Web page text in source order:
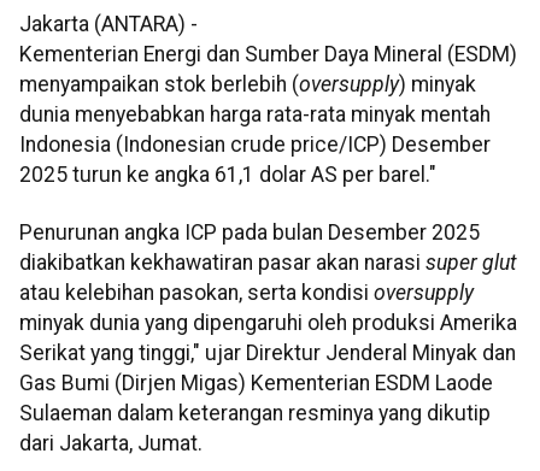
Jakarta (ANTARA) -
Kementerian Energi dan Sumber Daya Mineral (ESDM)
menyampaikan stok berlebih (oversupply) minyak
dunia menyebabkan harga rata-rata minyak mentah
Indonesia (Indonesian crude price/ICP) Desember
2025 turun ke angka 61,1 dolar AS per barel."
Penurunan angka ICP pada bulan Desember 2025
diakibatkan kekhawatiran pasar akan narasi super glut
atau kelebihan pasokan, serta kondisi oversupply
minyak dunia yang dipengaruhi oleh produksi Amerika
Serikat yang tinggi," ujar Direktur Jenderal Minyak dan
Gas Bumi (Dirjen Migas) Kementerian ESDM Laode
Sulaeman dalam keterangan resminya yang dikutip
dari Jakarta, Jumat.